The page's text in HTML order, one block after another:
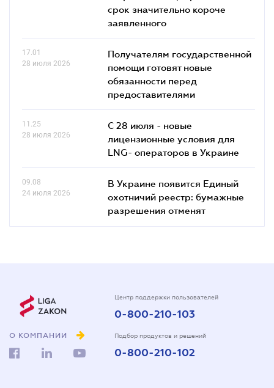
срок значительно короче
заявленного
17.01
28 июля 2026
Получателям государственной
помощи готовят новые
обязанности перед
предоставителями
11.25
28 июля 2026
С 28 июля - новые
лицензионные условия для
LNG- операторов в Украине
09.08
24 июля 2026
В Украине появится Единый
охотничий реестр: бумажные
разрешения отменят
О КОМПАНИИ
Центр поддержки пользователей
0-800-210-103
Подбор продуктов и решений
0-800-210-102